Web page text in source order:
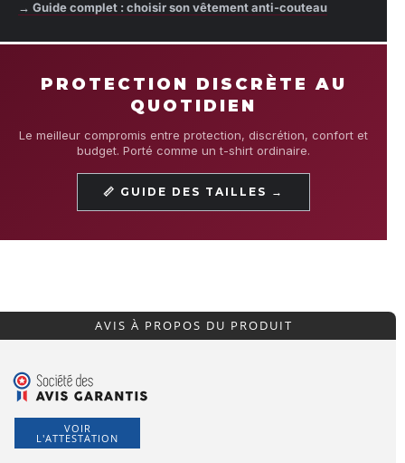
→ Guide complet : choisir son vêtement anti-couteau
PROTECTION DISCRÈTE AU
QUOTIDIEN
Le meilleur compromis entre protection, discrétion, confort et
budget. Porté comme un t-shirt ordinaire.
📏 GUIDE DES TAILLES →
AVIS À PROPOS DU PRODUIT
VOIR
L'ATTESTATION